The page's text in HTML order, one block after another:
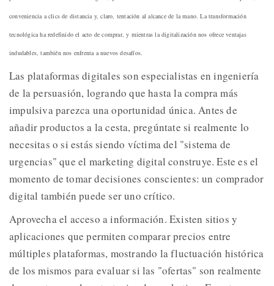
conveniencia a clics de distancia y, claro, tentación al alcance de la mano. La transformación
tecnológica ha redefinido el acto de comprar, y mientras la digitalización nos ofrece ventajas
indudables, también nos enfrenta a nuevos desafíos.
Las plataformas digitales son especialistas en ingeniería
de la persuasión, logrando que hasta la compra más
impulsiva parezca una oportunidad única. Antes de
añadir productos a la cesta, pregúntate si realmente lo
necesitas o si estás siendo víctima del "sistema de
urgencias" que el marketing digital construye. Este es el
momento de tomar decisiones conscientes: un comprador
digital también puede ser uno crítico.
Aprovecha el acceso a información. Existen sitios y
aplicaciones que permiten comparar precios entre
múltiples plataformas, mostrando la fluctuación histórica
de los mismos para evaluar si las "ofertas" son realmente